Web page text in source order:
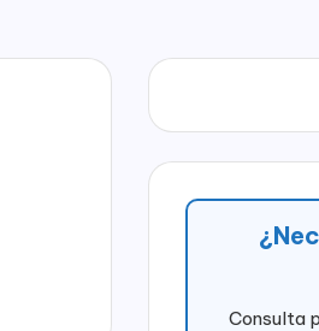
Consulta